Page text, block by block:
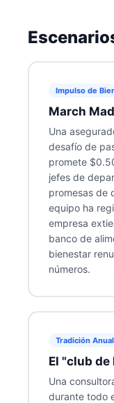
Impulso de
March
Una
desafío de
promete
jefes de
promesas de
equipo ha
empresa
banco de
bienestar
números.
Tradición
El "club
Una
durante todo